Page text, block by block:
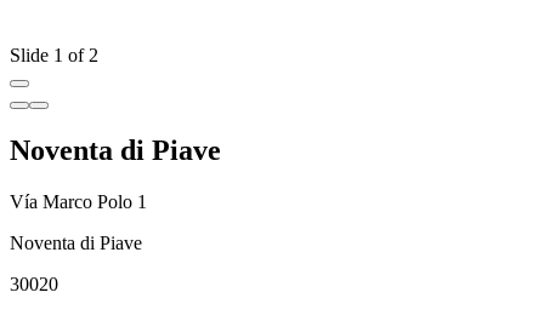
Slide 1 of 2
Noventa di Piave
Vía Marco Polo 1
Noventa di Piave
30020